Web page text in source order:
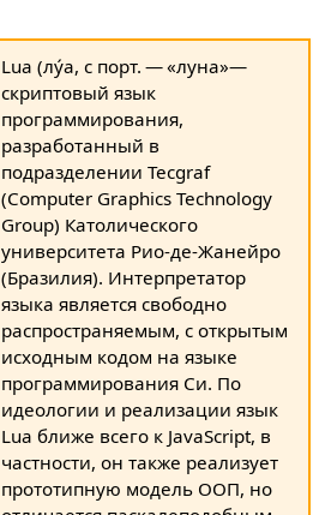
Lua (лу́а, с порт. — «луна»—
скриптовый язык
программирования,
разработанный в
подразделении Tecgraf
(Computer Graphics Technology
Group) Католического
университета Рио-де-Жанейро
(Бразилия). Интерпретатор
языка является свободно
распространяемым, с открытым
исходным кодом на языке
программирования Си. По
идеологии и реализации язык
Lua ближе всего к JavaScript, в
частности, он также реализует
прототипную модель ООП, но